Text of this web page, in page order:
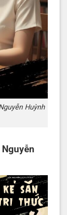
Huỳnh